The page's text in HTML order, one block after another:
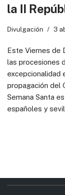
la II
Divulgación 3
Este Viernes de
las procesiones
excepcionalidad
propagación del
Semana Santa
españoles y